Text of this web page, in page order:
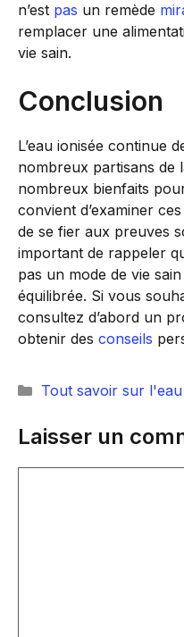
n’est pas un remède
remplacer une
vie sain.
Conclusion
L’eau ionisée continue
nombreux partisans de
nombreux bienfaits
convient d’examiner
de se fier aux preuves
important de rappeler
pas un mode de vie
équilibrée. Si vous
consultez d’abord un
obtenir des conseils
Catégories
Tout savoir sur l'eau
Laisser un